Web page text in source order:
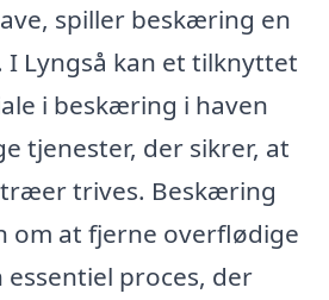
spiller beskæring en
Lyngså kan et tilknyttet
i beskæring i haven
tjenester, der sikrer, at
trives. Beskæring
om at fjerne overflødige
proces, der